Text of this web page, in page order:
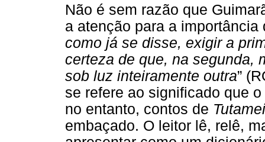
Não é sem razão que
a atenção para a importância
como já se disse, exigir a
certeza de que, na segunda,
sob luz inteiramente outra”
se refere ao significado que
no entanto, contos de
embaçado. O leitor lê, relê,